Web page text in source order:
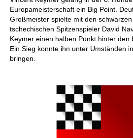
Europameisterschaft ein Big Point.
Großmeister spielte mit den
tschechischen Spitzenspieler David
Keymer einen halben Punkt hinter den
Ein Sieg konnte ihn unter Umständen
bringen.